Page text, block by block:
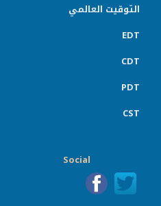
التوقيت العالمي
EDT
CDT
PDT
CST
Social